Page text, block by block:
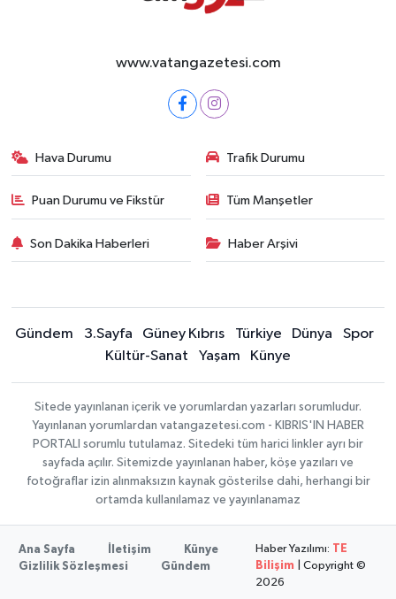
www.vatangazetesi.com
Hava Durumu Trafik Durumu
Puan Durumu ve Fikstür Tüm Manşetler
Son Dakika Haberleri Haber Arşivi
Gündem 3.Sayfa Güney Kıbrıs Türkiye Dünya
Spor
Kültür-Sanat
Yaşam Künye
Sitede yayınlanan içerik ve yorumlardan yazarları sorumludur.
Yayınlanan yorumlardan vatangazetesi.com - KIBRIS'IN HABER
PORTALI sorumlu tutulamaz. Sitedeki tüm harici linkler ayrı bir
sayfada açılır. Sitemizde yayınlanan haber, köşe yazıları ve
fotoğraflar izin alınmaksızın kaynak gösterilse dahi, herhangi bir
ortamda kullanılamaz ve yayınlanamaz
Ana Sayfa İletişim
Künye
Gizlilik Sözleşmesi
Gündem
Haber Yazılımı: TE
Bilişim | Copyright ©
2026